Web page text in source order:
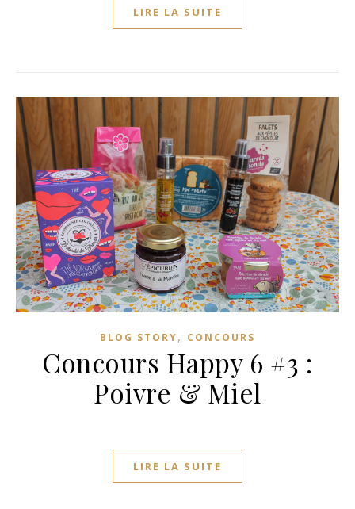
LIRE LA SUITE
BLOG STORY, CONCOURS
Concours Happy 6 #3 :
Poivre & Miel
LIRE LA SUITE